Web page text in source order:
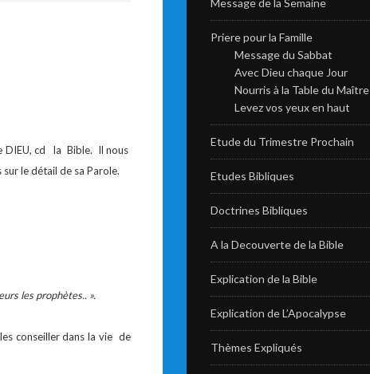
cd la Bible. Il nous
le détail de sa Parole.
les prophètes.. ».
conseiller dans la vie de
Message de la Semaine
Priere pour la Famille
Message du Sabbat
Avec Dieu chaque Jour
Nourris à la Table du Maître
Levez vos yeux en haut
Etude du Trimestre Prochain
Etudes Bibliques
Doctrines Bibliques
A la Decouverte de la Bible
Explication de la Bible
Explication de L’Apocalypse
Thèmes Expliqués